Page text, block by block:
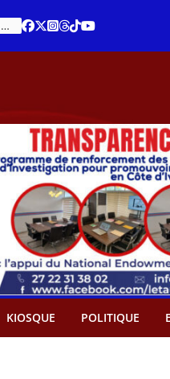
An 66 de la Côte d’Ivoire : Célébration de l’indépendance ou cérémonie d’hommage à Ouattara ?
KIOSQUE POLITIQUE